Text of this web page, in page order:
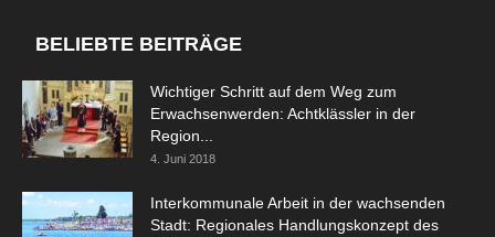
BELIEBTE BEITRÄGE
Wichtiger Schritt auf dem Weg zum
Erwachsenwerden: Achtklässler in der
Region...
4. Juni 2018
Interkommunale Arbeit in der wachsenden
Stadt: Regionales Handlungskonzept des